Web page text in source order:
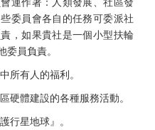
運作著：人類發展、社區發
委員會各自的任務可委派社
，如果貴社是一個小型扶輪
委員負責。
所有人的福利。
硬體建設的各種服務活動。
行星地球』。